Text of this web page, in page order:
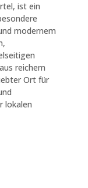
ist ein
modernem
reichem
Ort für
lokalen